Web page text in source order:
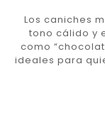
Los caniches
tono cálido y
como
ideales para